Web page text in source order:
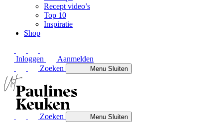
Recept video’s
Top 10
Inspiratie
Shop
Inloggen
Aanmelden
Zoeken
MenuSluiten
Zoeken MenuSluiten